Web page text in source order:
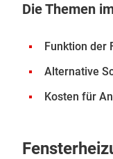
Die Themen
Funktion der
Alternative
Kosten für